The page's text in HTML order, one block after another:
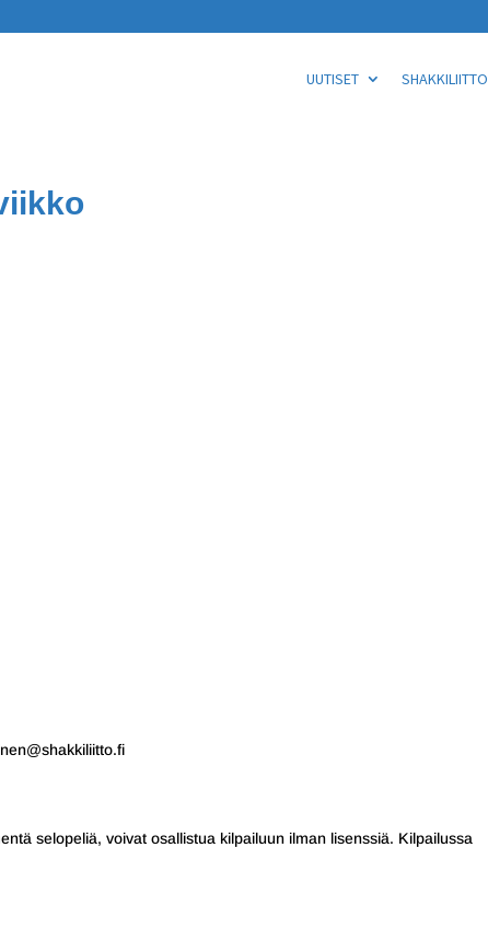
UUTISET SHAKKILIITTO
selopeliä, voivat osallistua kilpailuun ilman lisenssiä. Kilpailussa